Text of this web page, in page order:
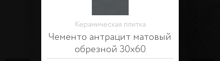
Керамическая плитка
Чементо антрацит матовый
обрезной 30х60